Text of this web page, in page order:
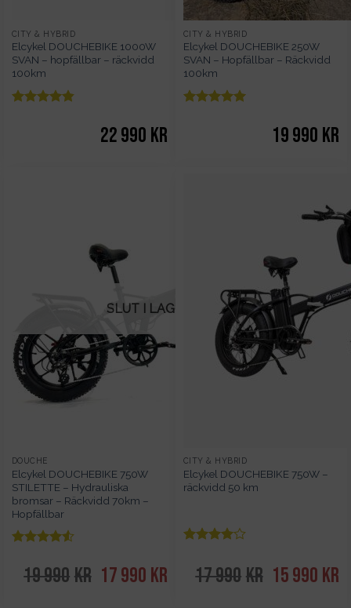
CITY & HYBRID
Elcykel DOUCHEBIKE 1000W
SVAN – hopfällbar – räckvidd
100km
22 990 kr
CITY & HYBRID
Elcykel DOUCHEBIKE 250W
SVAN – Hopfällbar – Räckvidd
100km
19 990 kr
SLUT I LAGER
DOUCHE
Elcykel DOUCHEBIKE 750W
STILETTE – Hydrauliska
bromsar – Räckvidd 70km –
Hopfällbar
av 5
19 990kr Det
ursprungliga
17 990 kr nuvarande
CITY & HYBRID
Elcykel DOUCHEBIKE 750W –
räckvidd 50 km
av 5
17 990kr Det
ursprungliga
15 990 kr